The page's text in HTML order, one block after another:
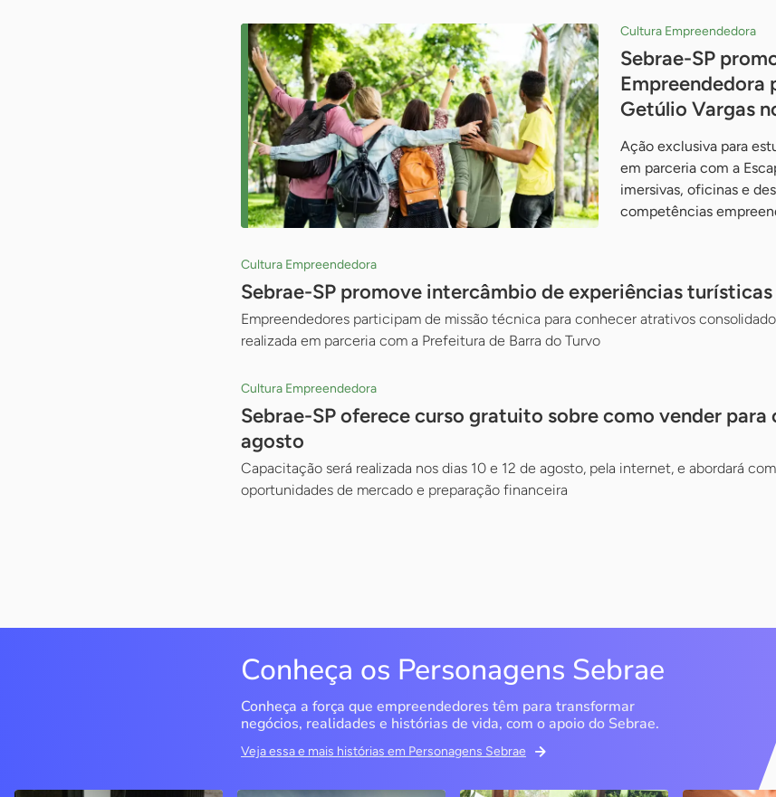
Cultura Empreendedora
Sebrae-SP
Empreendedora
Getúlio Vargas
Ação exclusiva para
em parceria com a
imersivas, oficinas e
competências
Cultura Empreendedora
Sebrae-SP promove intercâmbio de experiências
Empreendedores participam de missão técnica para conhecer atrativos
realizada em parceria com a Prefeitura de Barra do Turvo
Cultura Empreendedora
Sebrae-SP oferece curso gratuito sobre como vender para
agosto
Capacitação será realizada nos dias 10 e 12 de agosto, pela internet, e abordará
oportunidades de mercado e preparação financeira
Conheça os Personagens Sebrae
Conheça a força que empreendedores têm para transformar
negócios, realidades e histórias de vida, com o apoio do Sebrae.
Veja essa e mais histórias em Personagens Sebrae